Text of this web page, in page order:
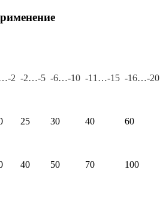
2 -2…-5 -6…-10 -11…-15 -16…-20
25 30 40 60
40 50 70 100